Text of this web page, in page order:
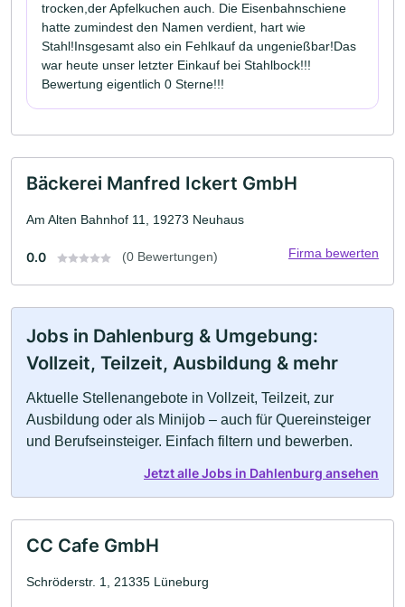
trocken,der Apfelkuchen auch. Die Eisenbahnschiene
hatte zumindest den Namen verdient, hart wie
Stahl!Insgesamt also ein Fehlkauf da ungenießbar!Das
war heute unser letzter Einkauf bei Stahlbock!!!
Bewertung eigentlich 0 Sterne!!!
Bäckerei Manfred Ickert GmbH
Am Alten Bahnhof 11, 19273 Neuhaus
0.0 (0 Bewertungen) Firma bewerten
Jobs in Dahlenburg & Umgebung:
Vollzeit, Teilzeit, Ausbildung & mehr
Aktuelle Stellenangebote in Vollzeit, Teilzeit, zur
Ausbildung oder als Minijob – auch für Quereinsteiger
und Berufseinsteiger. Einfach filtern und bewerben.
Jetzt alle Jobs in Dahlenburg ansehen
CC Cafe GmbH
Schröderstr. 1, 21335 Lüneburg